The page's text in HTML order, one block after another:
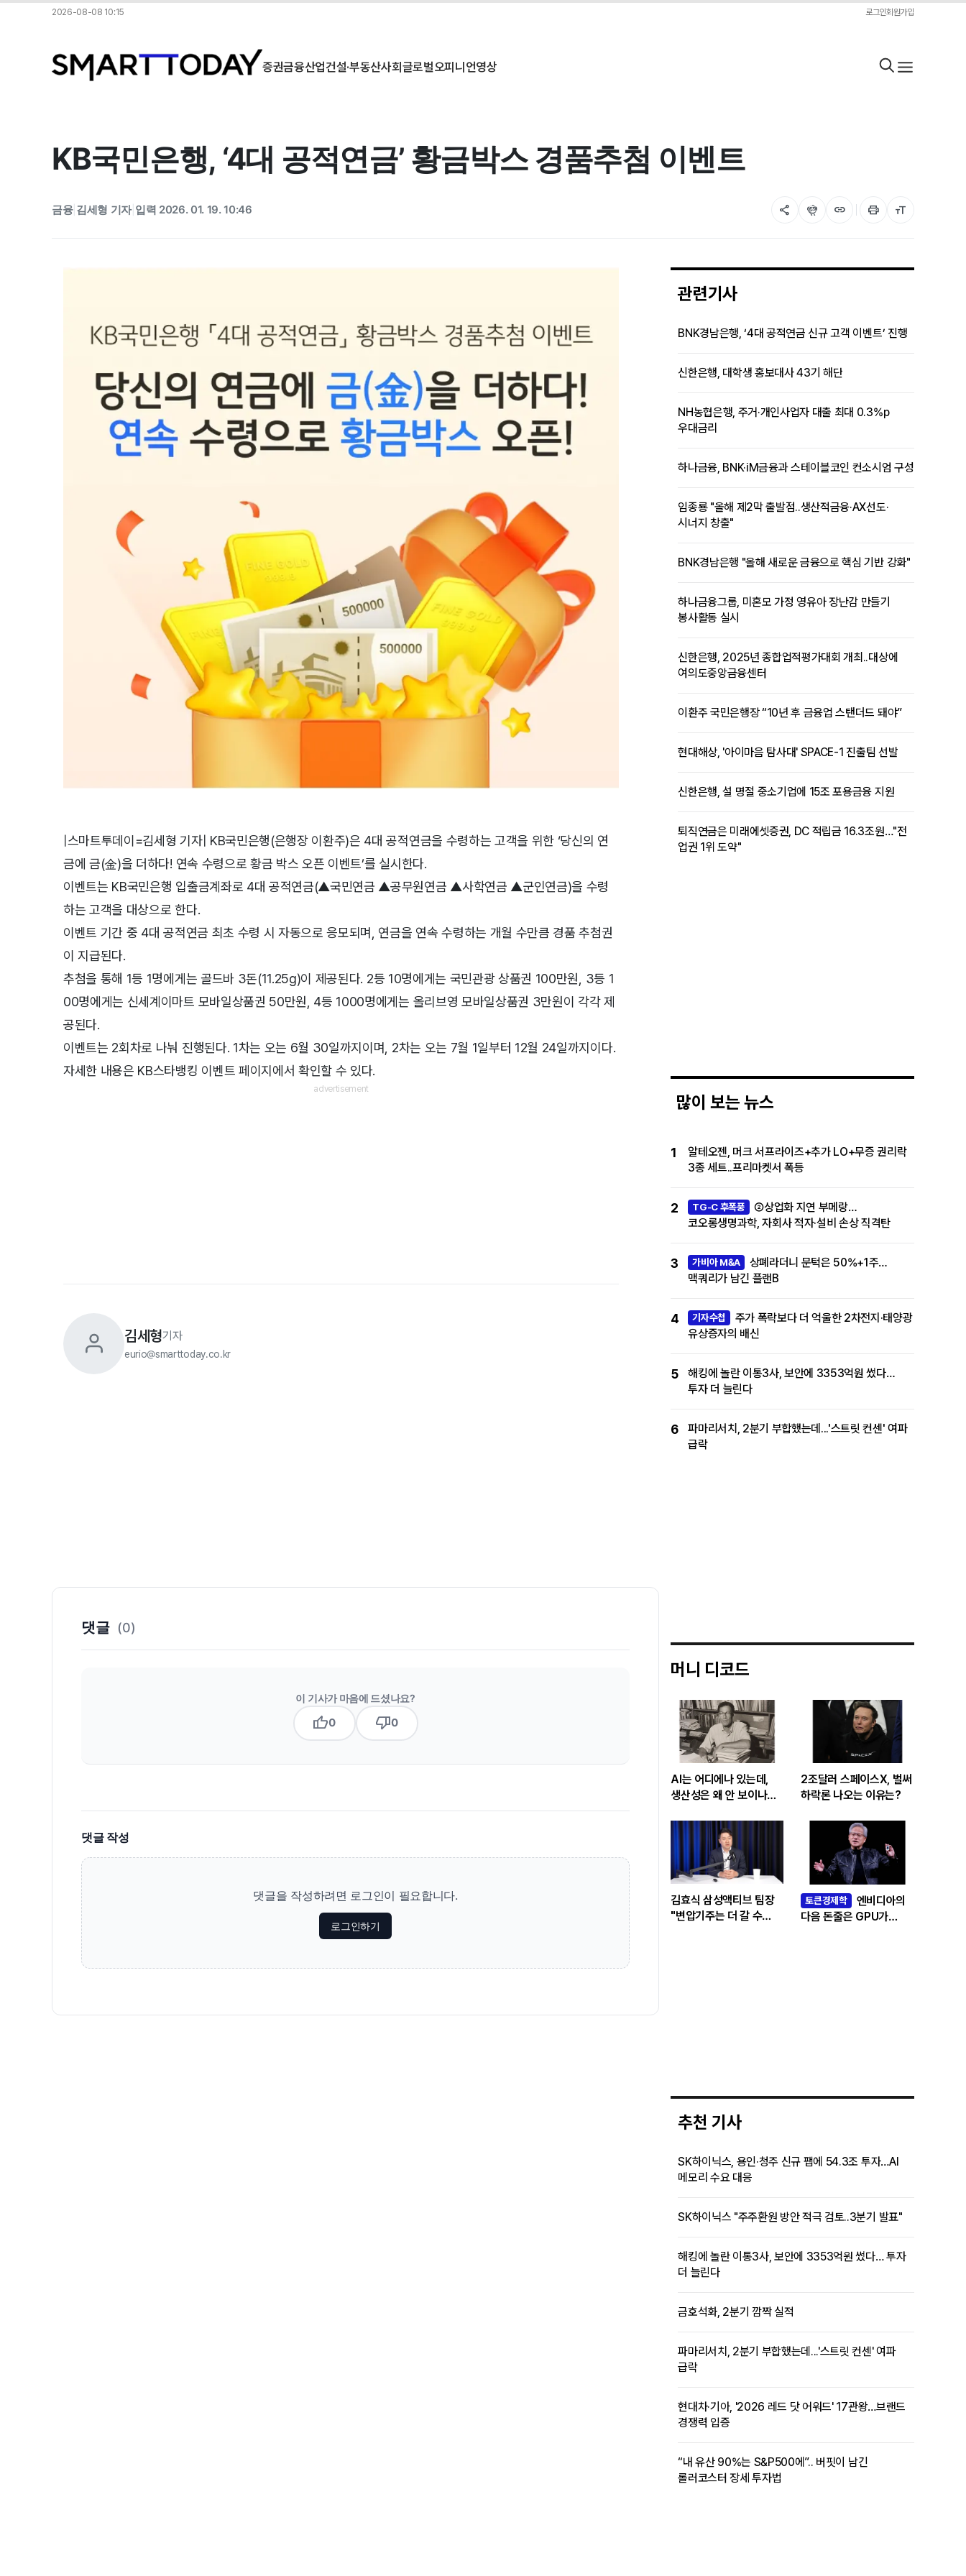
2026-08-08 10:15 로그인회원가입
증권금융산업건설·부동산사회글로벌오피니언영상
KB국민은행, ‘4대 공적연금’ 황금박스 경품추첨 이벤트
금융| 김세형 기자| 입력 2026. 01. 19. 10:46 share flutter_dash link print format_size
|스마트투데이=김세형 기자| KB국민은행(은행장 이환주)은 4대 공적연금을 수령하는 고객을 위한 ‘당신의 연
금에 금(金)을 더하다! 연속 수령으로 황금 박스 오픈 이벤트’를 실시한다.
이벤트는 KB국민은행 입출금계좌로 4대 공적연금(▲국민연금 ▲공무원연금 ▲사학연금 ▲군인연금)을 수령
하는 고객을 대상으로 한다.
이벤트 기간 중 4대 공적연금 최초 수령 시 자동으로 응모되며, 연금을 연속 수령하는 개월 수만큼 경품 추첨권
이 지급된다.
추첨을 통해 1등 1명에게는 골드바 3돈(11.25g)이 제공된다. 2등 10명에게는 국민관광 상품권 100만원, 3등 1
00명에게는 신세계이마트 모바일상품권 50만원, 4등 1000명에게는 올리브영 모바일상품권 3만원이 각각 제
공된다.
이벤트는 2회차로 나눠 진행된다. 1차는 오는 6월 30일까지이며, 2차는 오는 7월 1일부터 12월 24일까지이다.
자세한 내용은 KB스타뱅킹 이벤트 페이지에서 확인할 수 있다.
김세형기자
eurio@smarttoday.co.kr
관련기사
BNK경남은행, ‘4대 공적연금 신규 고객 이벤트’ 진행
신한은행, 대학생 홍보대사 43기 해단
NH농협은행, 주거·개인사업자 대출 최대 0.3%p
우대금리
하나금융, BNK·iM금융과 스테이블코인 컨소시엄 구성
임종룡 "올해 제2막 출발점..생산적금융·AX선도·
시너지 창출"
BNK경남은행 "올해 새로운 금융으로 핵심 기반 강화"
하나금융그룹, 미혼모 가정 영유아 장난감 만들기
봉사활동 실시
신한은행, 2025년 종합업적평가대회 개최..대상에
여의도중앙금융센터
이환주 국민은행장 “10년 후 금융업 스탠더드 돼야”
현대해상, '아이마음 탐사대' SPACE-1 진출팀 선발
신한은행, 설 명절 중소기업에 15조 포용금융 지원
퇴직연금은 미래에셋증권, DC 적립금 16.3조원…"전
업권 1위 도약"
많이 보는 뉴스
1
알테오젠, 머크 서프라이즈+추가 LO+무증 권리락
3종 세트..프리마켓서 폭등
2 TG-C 후폭풍
②상업화 지연 부메랑…
코오롱생명과학, 자회사 적자·설비 손상 직격탄
3 가비아 M&A
상폐라더니 문턱은 50%+1주…
맥쿼리가 남긴 플랜B
4 기자수첩
주가 폭락보다 더 억울한 2차전지·태양광
유상증자의 배신
5
해킹에 놀란 이통3사, 보안에 3353억원 썼다…
투자 더 늘린다
6
파마리서치, 2분기 부합했는데...'스트릿 컨센' 여파
급락
머니 디코드
AI는 어디에나 있는데,
생산성은 왜 안 보이나…
‘솔로우 패러독스’
2조달러 스페이스X, 벌써
하락론 나오는 이유는?
김효식 삼성액티브 팀장
"변압기주는 더 갈 수
토큰경제학
엔비디아의
다음 돈줄은 GPU가
댓글 (0)
이 기사가 마음에 드셨나요?
thumb_up0 thumb_down0
댓글 작성
댓글을 작성하려면 로그인이 필요합니다.
로그인하기
추천 기사
SK하이닉스, 용인·청주 신규 팹에 54.3조 투자…AI
메모리 수요 대응
SK하이닉스 "주주환원 방안 적극 검토..3분기 발표"
해킹에 놀란 이통3사, 보안에 3353억원 썼다… 투자
더 늘린다
금호석화, 2분기 깜짝 실적
파마리서치, 2분기 부합했는데...'스트릿 컨센' 여파
급락
현대차·기아, '2026 레드 닷 어워드' 17관왕…브랜드
경쟁력 입증
“내 유산 90%는 S&P500에”.. 버핏이 남긴
롤러코스터 장세 투자법